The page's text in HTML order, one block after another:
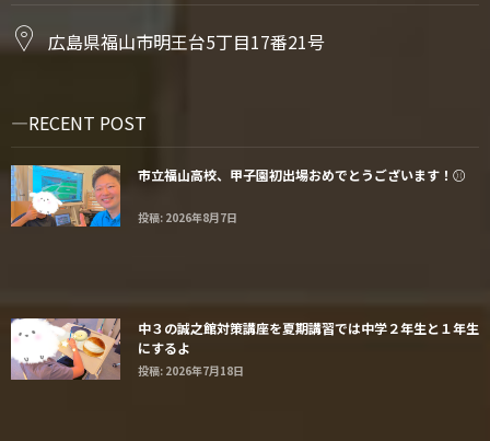
広島県福山市明王台5丁目17番21号
RECENT POST
市立福山高校、甲子園初出場おめでとうございます！⚾️
投稿: 2026年8月7日
中３の誠之館対策講座を夏期講習では中学２年生と１年生
にするよ
投稿: 2026年7月18日